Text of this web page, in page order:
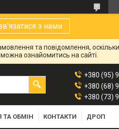
з нами
та повідомлення,
ознайомитись на сайті.
+380 (95)
+380 (68)
+380 (73)
ТА ОБМІН КОНТАКТИ ДРОП